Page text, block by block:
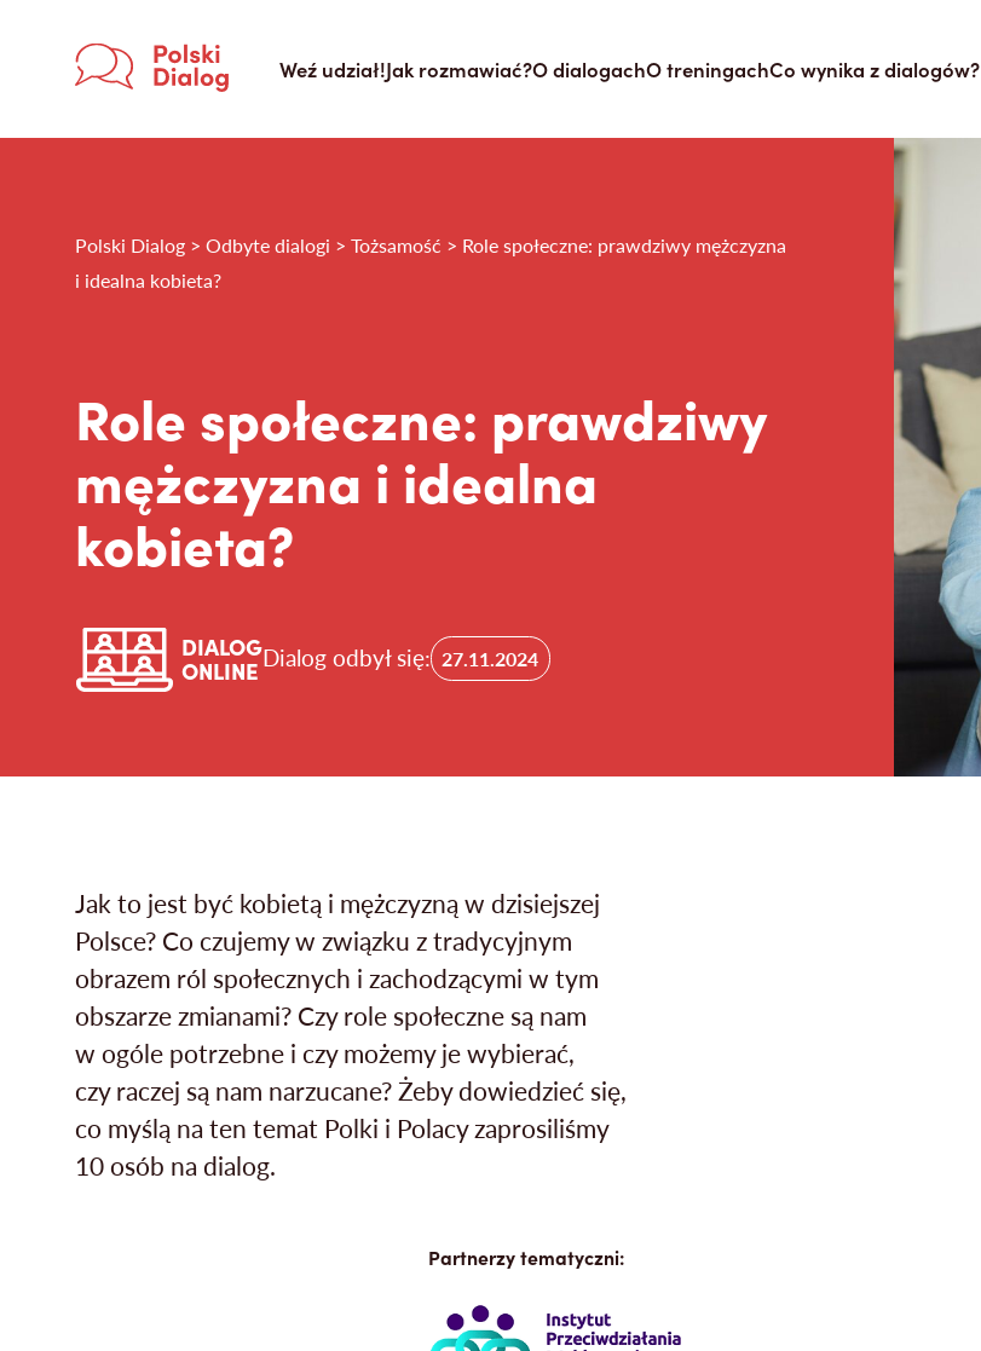
Weź udział!Jak rozmawiać?O dialogachO treningachCo wynika z dialogów?
Polski Dialog > Odbyte dialogi > Tożsamość > Role społeczne: prawdziwy mężczyzna
i idealna kobieta?
Role społeczne: prawdziwy
mężczyzna i idealna
kobieta?
DIALOG
ONLINEDialog odbył się: 27.11.2024
Jak to jest być kobietą i mężczyzną w dzisiejszej
Polsce? Co czujemy w związku z tradycyjnym
obrazem ról społecznych i zachodzącymi w tym
obszarze zmianami? Czy role społeczne są nam
w ogóle potrzebne i czy możemy je wybierać,
czy raczej są nam narzucane? Żeby dowiedzieć się,
co myślą na ten temat Polki i Polacy zaprosiliśmy
10 osób na dialog.
Partnerzy tematyczni: